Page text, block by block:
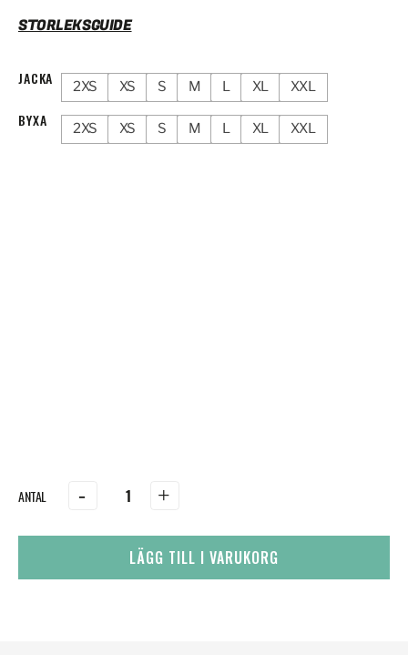
STORLEKSGUIDE
JACKA 2XS XS S M L XL XXL
BYXA 2XS XS S M L XL XXL
- +
LÄGG TILL I VARUKORG